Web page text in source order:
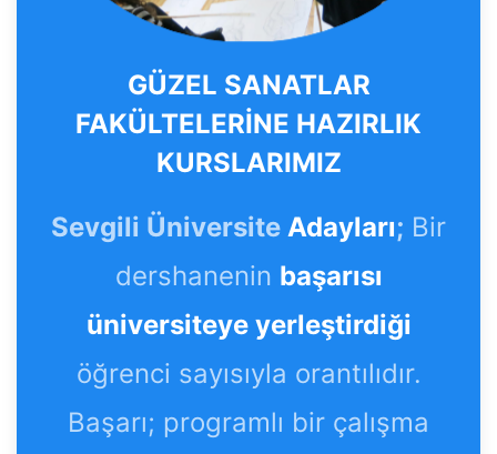
GÜZEL SANATLAR
FAKÜLTELERİNE HAZIRLIK
KURSLARIMIZ
Sevgili Üniversite Adayları; Bir
dershanenin başarısı
üniversiteye yerleştirdiği
öğrenci sayısıyla orantılıdır.
Başarı; programlı bir çalışma